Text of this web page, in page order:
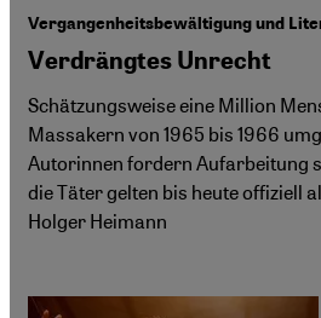
Vergangenheitsbewältigung und
Verdrängtes Unrecht
Schätzungsweise eine Million
Massakern von 1965 bis 1966
Autorinnen fordern Aufarbeitung
die Täter gelten bis heute offiziell
Holger Heimann